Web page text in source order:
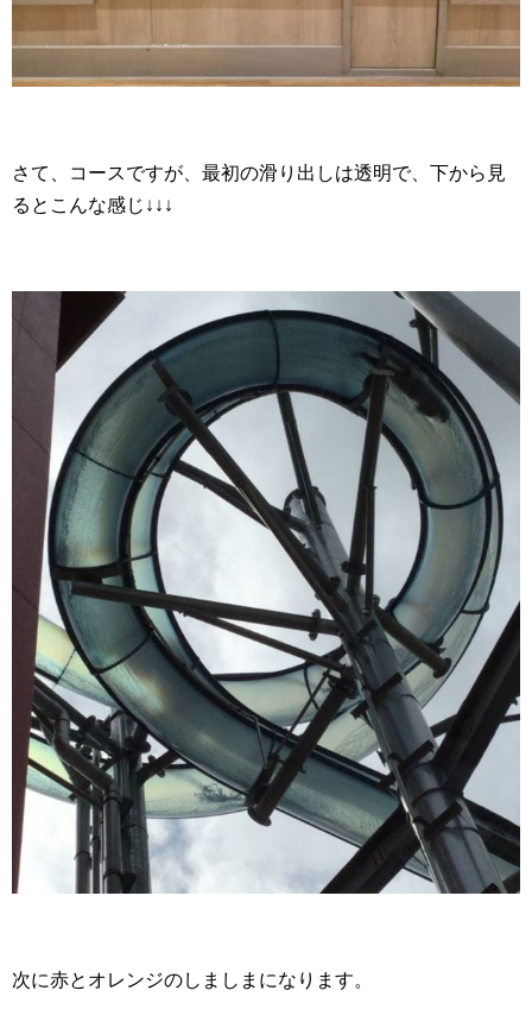
さて、コースですが、最初の滑り出しは透明で、下から見
るとこんな感じ↓↓↓
次に赤とオレンジのしましまになります。